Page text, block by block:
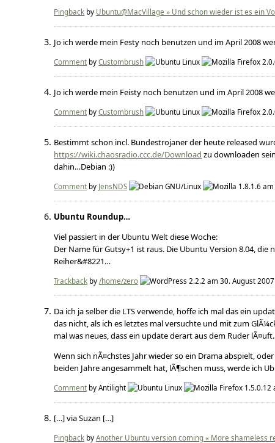
Pingback by Ubuntu@MacVillage » Und schon wieder ist es ein
Jo ich werde mein Festy noch benutzen und im April 2008
Comment by Custombrush
Jo ich werde mein Feisty noch benutzen und im April 2008
Comment by Custombrush
Bestimmt schon incl. Bundestrojaner der heute released
https://wiki.chaosradio.ccc.de/Download zu downloaden
dahin…Debian :))
Comment by JensNDS am
Ubuntu Roundup…
Viel passiert in der Ubuntu Welt diese Woche:
Der Name für Gutsy+1 ist raus. Die Ubuntu Version 8.04,
Reiher&#8221…
Trackback by /home/zero am 30. August
Da ich ja selber die LTS verwende, hoffe ich mal das ein
das nicht, als ich es letztes mal versuchte und mit zum
mal was neues, dass ein update derart aus dem Ruder lÃ¤uft.
Wenn sich nÃ¤chstes Jahr wieder so ein Drama abspielt,
beiden Jahre angesammelt hat, lÃ¶schen muss, werde ich
Comment by Antilight
[…] via Suzan […]
Pingback by Another Ubuntu version coming « More shameless